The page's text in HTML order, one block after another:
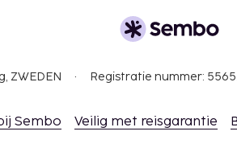
31 oktober betaal je
dag
ZWEDEN Registratie nummer:
Sembo Veilig met reisgarantie